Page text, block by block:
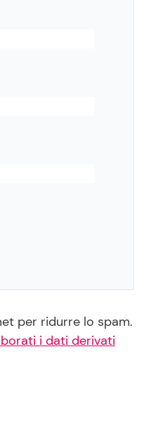
per ridurre lo spam.
i dati derivati